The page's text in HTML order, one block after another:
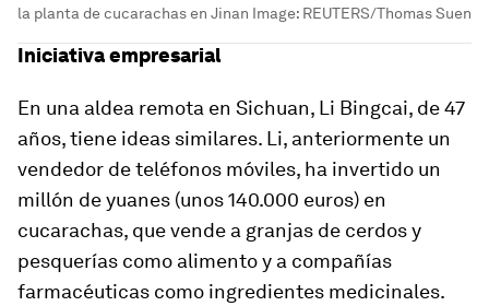
la planta de cucarachas en Jinan Image: REUTERS/Thomas Suen
Iniciativa empresarial
En una aldea remota en Sichuan, Li Bingcai, de 47
años, tiene ideas similares. Li, anteriormente un
vendedor de teléfonos móviles, ha invertido un
millón de yuanes (unos 140.000 euros) en
cucarachas, que vende a granjas de cerdos y
pesquerías como alimento y a compañías
farmacéuticas como ingredientes medicinales.